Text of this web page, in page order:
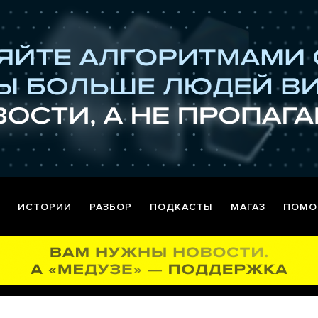
ИСТОРИИ РАЗБОР ПОДКАСТЫ МАГАЗ